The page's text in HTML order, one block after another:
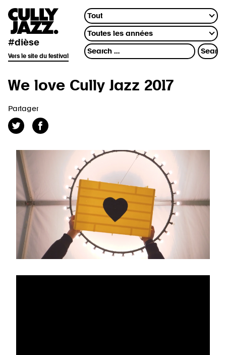
#dièse
Vers le site du festival
We love Cully Jazz 2017
Partager